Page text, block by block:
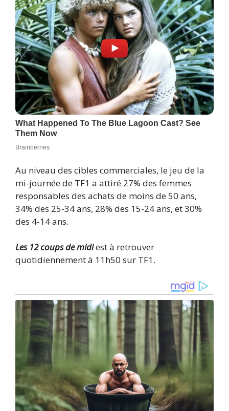
Au niveau des cibles commerciales, le jeu de la
mi-journée de TF1 a attiré 27% des femmes
responsables des achats de moins de 50 ans,
34% des 25-34 ans, 28% des 15-24 ans, et 30%
des 4-14 ans.
Les 12 coups de midiest à retrouver
quotidiennement à 11h50 sur TF1.